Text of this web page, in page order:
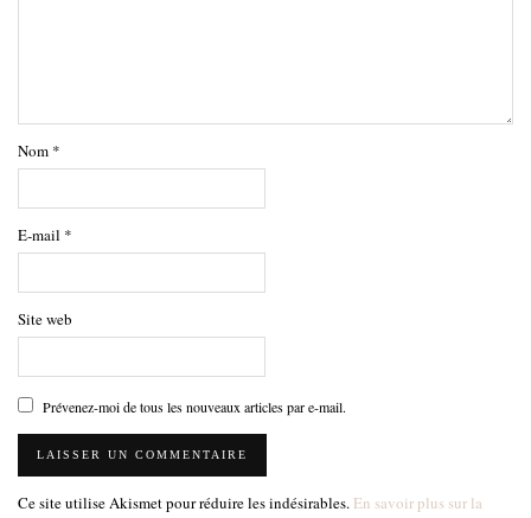
Nom *
E-mail *
Site web
Prévenez-moi de tous les nouveaux articles par e-mail.
Ce site utilise Akismet pour réduire les indésirables. En savoir plus sur la